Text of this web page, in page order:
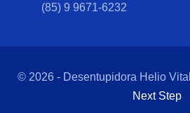
(85) 9 9671-6232
© 2026 - Desentupidora Helio
Next Step